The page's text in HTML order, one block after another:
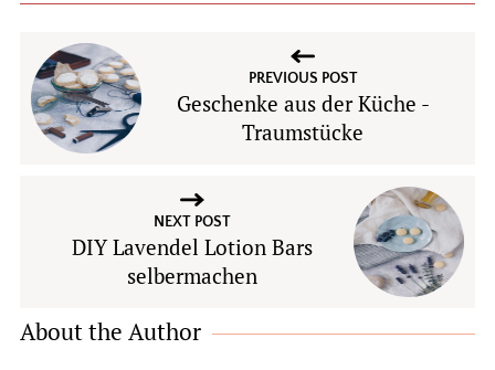
PREVIOUS POST
Geschenke aus der Küche -
Traumstücke
NEXT POST
DIY Lavendel Lotion Bars
selbermachen
About the Author